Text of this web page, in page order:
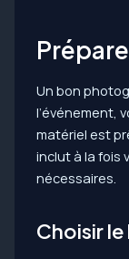
Un bon
l’événement,
matériel est
inclut à la fois
nécessaires.
Choisir